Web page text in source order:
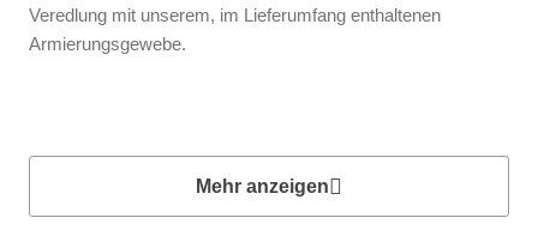
Veredlung mit unserem, im Lieferumfang enthaltenen
Armierungsgewebe.
Mehr anzeigen